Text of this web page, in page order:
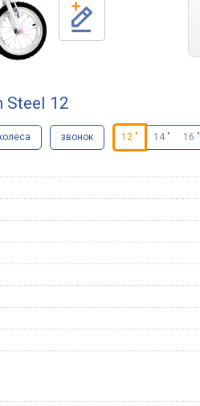
Steel 12
звонок 12 " 14 " 16 "